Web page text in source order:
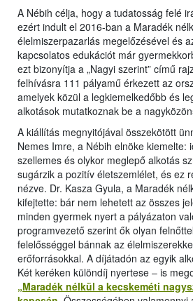
A Nébih célja, hogy a tudatosság felé
ezért indult el 2016-ban a Maradék
élelmiszerpazarlás megelőzésével és
kapcsolatos edukációt már
ezt bizonyítja a „Nagyi szerint” című
felhívásra 111 pályamű érkezett az
amelyek közül a legkiemelkedőbb és
alkotások mutatkoznak be a
A kiállítás megnyitójával összekötött
Nemes Imre, a Nébih elnöke kiemelte:
szellemes és olykor meglepő alkotás
sugárzik a pozitív életszemlélet, és ez
nézve. Dr. Kasza Gyula, a Maradék
kifejtette: bár nem lehetett az összes
minden gyermek nyert a pályázaton
programvezető szerint ők olyan
felelősséggel bánnak az
erőforrásokkal. A díjátadón az egyik
Két keréken különdíj nyertese – is
„Maradék nélkül a kecskeméti